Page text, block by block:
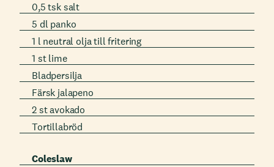
0,5 tsk salt
5 dl panko
1 l neutral olja till fritering
1 st lime
Bladpersilja
Färsk jalapeno
2 st avokado
Tortillabröd
Coleslaw